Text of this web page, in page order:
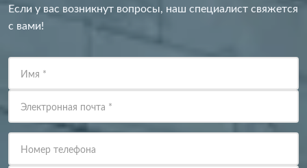
Если у вас возникнут вопросы, наш специалист свяжется
с вами!
Имя *
Электронная почта *
Номер телефона